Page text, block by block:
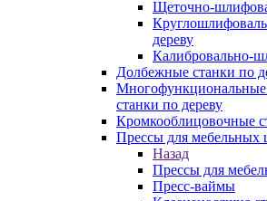
Щеточно-
дереву
Калибровально-
Долбежные станки по
станки по дереву
Кромкооблицовочные
Прессы для мебельных
Назад
Прессы для
Пресс-ваймы